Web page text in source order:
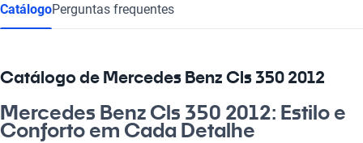
CatálogoPerguntas frequentes
Catálogo de Mercedes Benz Cls 350 2012
Mercedes Benz Cls 350 2012: Estilo e
Conforto em Cada Detalhe